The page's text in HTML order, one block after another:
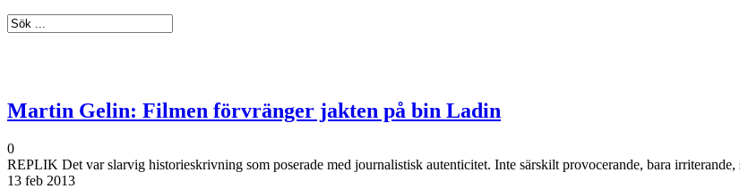
Martin Gelin: Filmen förvränger jakten på bin Ladin
0
REPLIK Det var slarvig historieskrivning som poserade med journalistisk autenticitet. Inte särskilt provocerande, bara
13 feb 2013